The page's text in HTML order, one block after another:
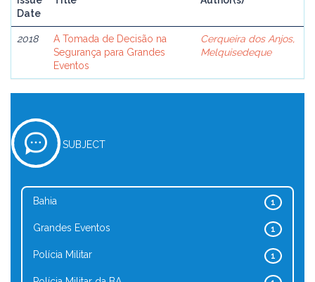
Date
2018
A Tomada de Decisão na
Segurança para Grandes
Eventos
Cerqueira dos Anjos,
Melquisedeque
SUBJECT
1
Bahia
1
Grandes Eventos
1
Polícia Militar